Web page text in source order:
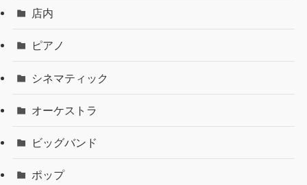
店内
ピアノ
シネマティック
オーケストラ
ビッグバンド
ポップ